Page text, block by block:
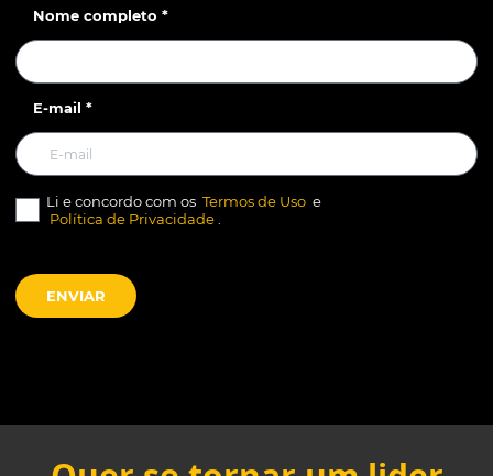
Nome completo *
E-mail *
Li e concordo com os Termos de Uso e
Política de Privacidade
ENVIAR